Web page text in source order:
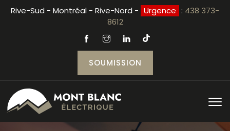
Rive-Sud - Montréal - Rive-Nord - Urgence : 438 373-
8612
SOUMISSION